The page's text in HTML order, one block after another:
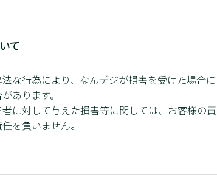
て
な行為により、なんデジが損害を受けた場合に
あります。
に対して与えた損害等に関しては、お客様の責
を負いません。